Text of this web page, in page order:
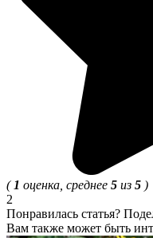
( 1 оценка, среднее 5 из 5 )
2
Понравилась статья?
Вам также может быть